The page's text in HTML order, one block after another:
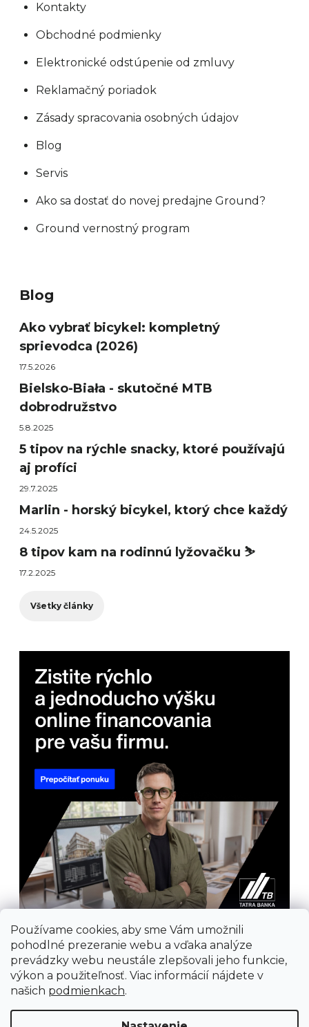
Používame cookies, aby sme Vám umožnili
pohodlné prezeranie webu a vďaka analýze
prevádzky webu neustále zlepšovali jeho funkcie,
výkon a použiteľnosť. Viac informácií nájdete v
našich podmienkach.
Kontakty
Obchodné podmienky
Elektronické odstúpenie od zmluvy
Reklamačný poriadok
Zásady spracovania osobných údajov
Blog
Servis
Ako sa dostať do novej predajne Ground?
Ground vernostný program
Blog
Ako vybrať bicykel: kompletný
sprievodca (2026)
17.5.2026
Bielsko-Biała - skutočné MTB
dobrodružstvo
5.8.2025
5 tipov na rýchle snacky, ktoré používajú
aj profíci
29.7.2025
Marlin - horský bicykel, ktorý chce každý
24.5.2025
8 tipov kam na rodinnú lyžovačku ⛷️
17.2.2025
Všetky články